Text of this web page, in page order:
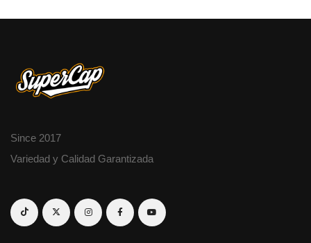
Since 2017
Variedad y Calidad Garantizada